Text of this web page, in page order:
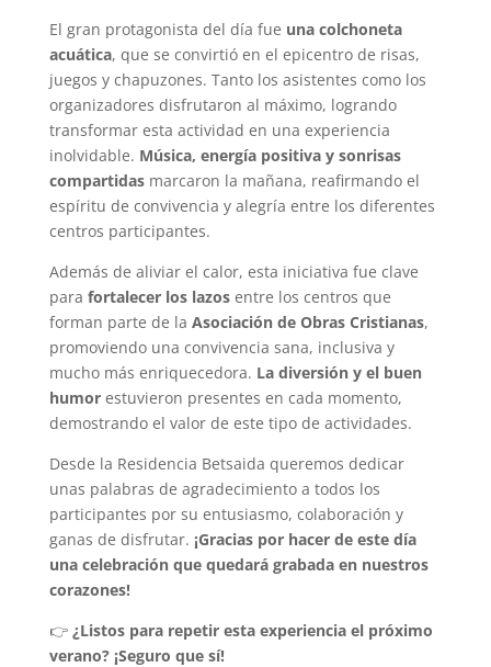
El gran protagonista del día fue una colchoneta
acuática, que se convirtió en el epicentro de risas,
juegos y chapuzones. Tanto los asistentes como los
organizadores disfrutaron al máximo, logrando
transformar esta actividad en una experiencia
inolvidable. Música, energía positiva y sonrisas
compartidasmarcaron la mañana, reafirmando el
espíritu de convivencia y alegría entre los diferentes
centros participantes.
Además de aliviar el calor, esta iniciativa fue clave
para fortalecer los lazosentre los centros que
forman parte de la Asociación de Obras Cristianas,
promoviendo una convivencia sana, inclusiva y
mucho más enriquecedora. La diversión y el buen
humorestuvieron presentes en cada momento,
demostrando el valor de este tipo de actividades.
Desde la Residencia Betsaida queremos dedicar
unas palabras de agradecimiento a todos los
participantes por su entusiasmo, colaboración y
ganas de disfrutar. ¡Gracias por hacer de este día
una celebración que quedará grabada en nuestros
corazones!
👉 ¿Listos para repetir esta experiencia el próximo
verano? ¡Seguro que sí!